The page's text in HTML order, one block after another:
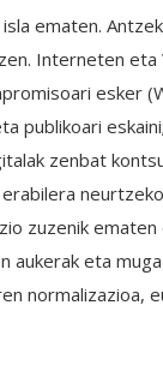
ematen.
Interneten
esker
zenbat
zuzenik
eta
normalizazioa,